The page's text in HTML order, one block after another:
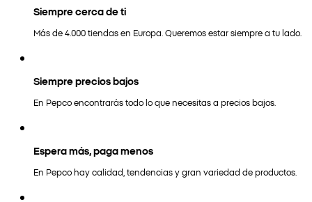
Siempre cerca de ti
Más de 4.000 tiendas en Europa. Queremos estar siempre a tu lado.
Siempre precios bajos
En Pepco encontrarás todo lo que necesitas a precios bajos.
Espera más, paga menos
En Pepco hay calidad, tendencias y gran variedad de productos.